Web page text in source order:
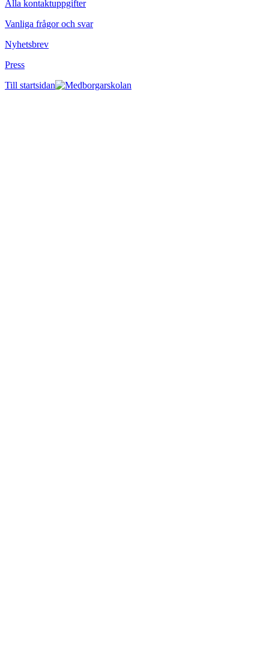
Alla kontaktuppgifter
Vanliga frågor och svar
Nyhetsbrev
Press
Till startsidan